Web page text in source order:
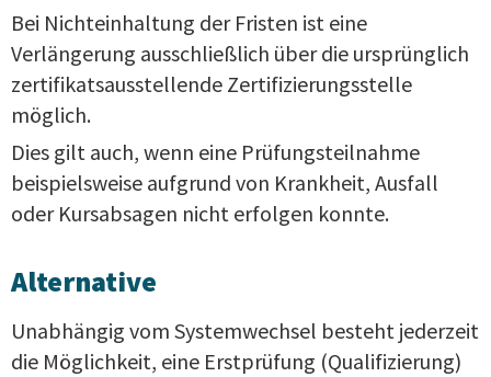
Bei Nichteinhaltung der Fristen ist eine
Verlängerung ausschließlich über die ursprünglich
zertifikatsausstellende Zertifizierungsstelle
möglich.
Dies gilt auch, wenn eine Prüfungsteilnahme
beispielsweise aufgrund von Krankheit, Ausfall
oder Kursabsagen nicht erfolgen konnte.
Alternative
Unabhängig vom Systemwechsel besteht jederzeit
die Möglichkeit, eine Erstprüfung (Qualifizierung)